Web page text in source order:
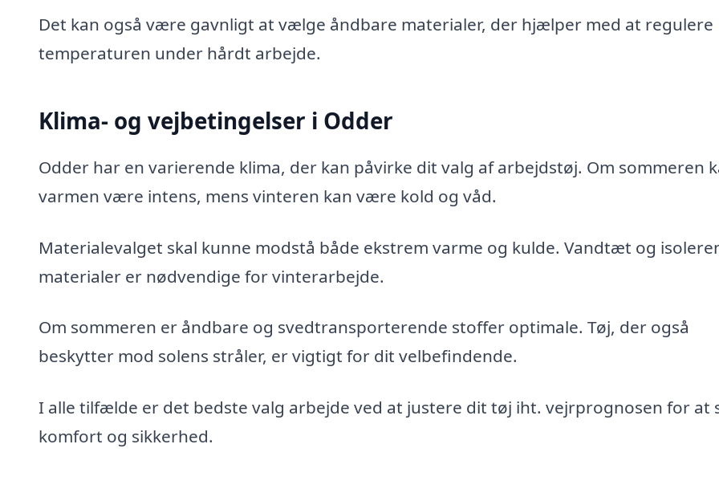
Det kan også være gavnligt at vælge åndbare materialer, der hjælper med at regulere
temperaturen under hårdt arbejde.
Klima- og vejbetingelser i Odder
Odder har en varierende klima, der kan påvirke dit valg af arbejdstøj. Om sommeren
varmen være intens, mens vinteren kan være kold og våd.
Materialevalget skal kunne modstå både ekstrem varme og kulde. Vandtæt og
materialer er nødvendige for vinterarbejde.
Om sommeren er åndbare og svedtransporterende stoffer optimale. Tøj, der også
beskytter mod solens stråler, er vigtigt for dit velbefindende.
I alle tilfælde er det bedste valg arbejde ved at justere dit tøj iht. vejrprognosen for at
komfort og sikkerhed.